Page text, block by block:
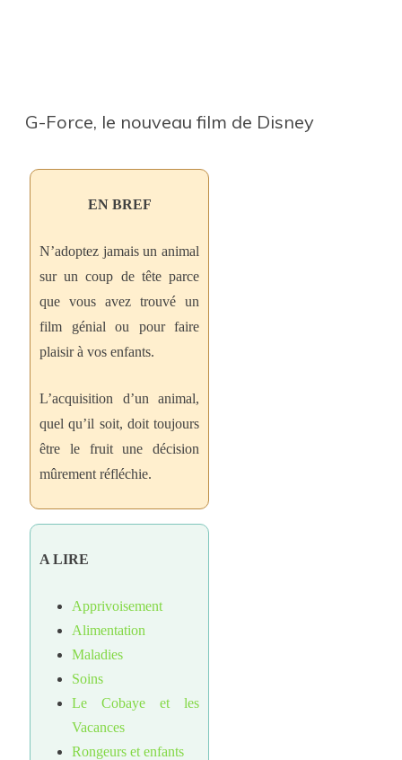
G-Force, le nouveau film de Disney
EN BREF
N’adoptez jamais un animal
sur un coup de tête parce
que vous avez trouvé un
film génial ou pour faire
plaisir à vos enfants.
L’acquisition d’un animal,
quel qu’il soit, doit toujours
être le fruit une décision
mûrement réfléchie.
A LIRE
Apprivoisement
Alimentation
Maladies
Soins
Le Cobaye et les
Vacances
Rongeurs et enfants